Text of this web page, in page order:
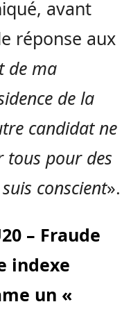
avant
réponse aux
de ma
de la
candidat ne
tous pour des
conscient».
– Fraude
indexe
un «